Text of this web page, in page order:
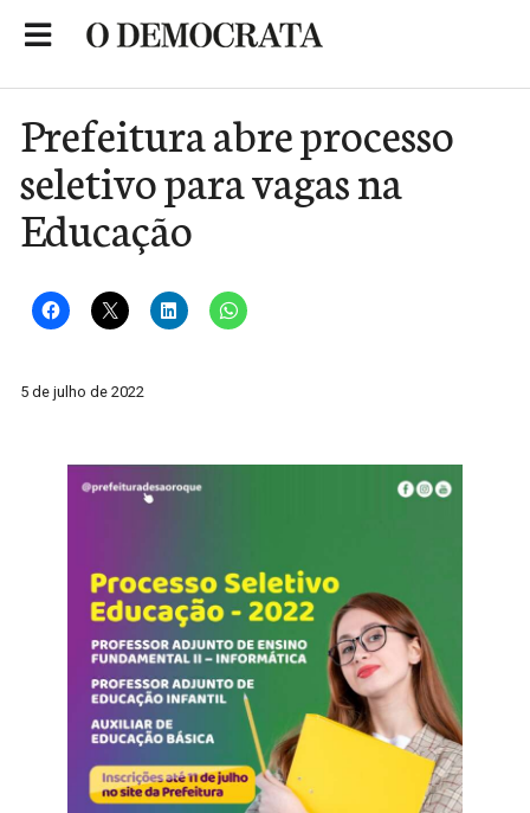
Prefeitura abre processo
seletivo para vagas na
Educação
5 de julho de 2022